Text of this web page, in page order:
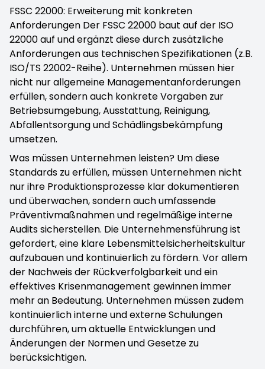
FSSC 22000: Erweiterung mit konkreten
Anforderungen Der FSSC 22000 baut auf der ISO
22000 auf und ergänzt diese durch zusätzliche
Anforderungen aus technischen Spezifikationen (z.B.
ISO/TS 22002-Reihe). Unternehmen müssen hier
nicht nur allgemeine Managementanforderungen
erfüllen, sondern auch konkrete Vorgaben zur
Betriebsumgebung, Ausstattung, Reinigung,
Abfallentsorgung und Schädlingsbekämpfung
umsetzen.
Was müssen Unternehmen leisten? Um diese
Standards zu erfüllen, müssen Unternehmen nicht
nur ihre Produktionsprozesse klar dokumentieren
und überwachen, sondern auch umfassende
Präventivmaßnahmen und regelmäßige interne
Audits sicherstellen. Die Unternehmensführung ist
gefordert, eine klare Lebensmittelsicherheitskultur
aufzubauen und kontinuierlich zu fördern. Vor allem
der Nachweis der Rückverfolgbarkeit und ein
effektives Krisenmanagement gewinnen immer
mehr an Bedeutung. Unternehmen müssen zudem
kontinuierlich interne und externe Schulungen
durchführen, um aktuelle Entwicklungen und
Änderungen der Normen und Gesetze zu
berücksichtigen.